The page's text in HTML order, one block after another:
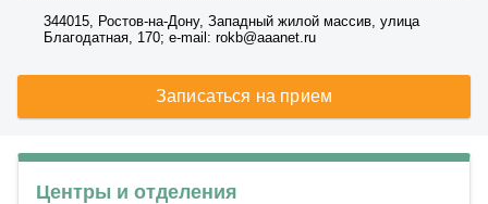
344015, Ростов-на-Дону, Западный жилой массив, улица
Благодатная, 170; e-mail: rokb@aaanet.ru
Записаться на прием
Центры и отделения